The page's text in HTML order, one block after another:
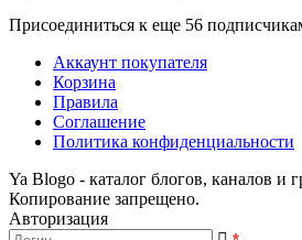
Присоединиться к еще 56
Аккаунт покупателя
Корзина
Правила
Соглашение
Политика конфиденциальности
Ya Blogo - каталог блогов, каналов и
Копирование запрещено.
Авторизация